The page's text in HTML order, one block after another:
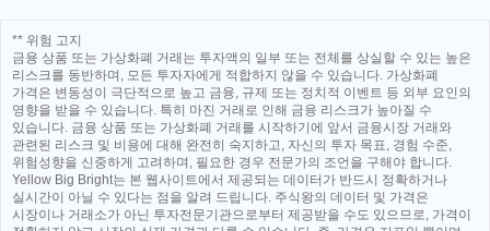
** 위험 고지
금융 상품 또는 가상화폐 거래는 투자액의 일부 또는 전체를 상실할 수 있는 높은
리스크를 동반하며, 모든 투자자에게 적합하지 않을 수 있습니다. 가상화폐
가격은 변동성이 극단적으로 높고 금융, 규제 또는 정치적 이벤트 등 외부 요인의
영향을 받을 수 있습니다. 특히 마진 거래로 인해 금융 리스크가 높아질 수
있습니다. 금융 상품 또는 가상화폐 거래를 시작하기에 앞서 금융시장 거래와
관련된 리스크 및 비용에 대해 완전히 숙지하고, 자신의 투자 목표, 경험 수준,
위험성향을 신중하게 고려하며, 필요한 경우 전문가의 조언을 구해야 합니다.
Yellow Big Bright는 본 웹사이트에서 제공되는 데이터가 반드시 정확하거나
실시간이 아닐 수 있다는 점을 알려 드립니다. 주식왕의 데이터 및 가격은
시장이나 거래소가 아닌 투자전문기관으로부터 제공받을 수도 있으므로, 가격이